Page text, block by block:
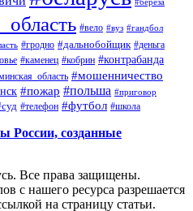
#берёза
#вело #вуз #гандбол
#гродно #дальнобойщик #деньга
#каменец #кобрин #контрабанда
#мошенничество
#пожар #польша #приговор
#телефон #футбол #школа
России, созданные
Все права защищены.
с нашего ресурса разрешается
на страницу статьи.